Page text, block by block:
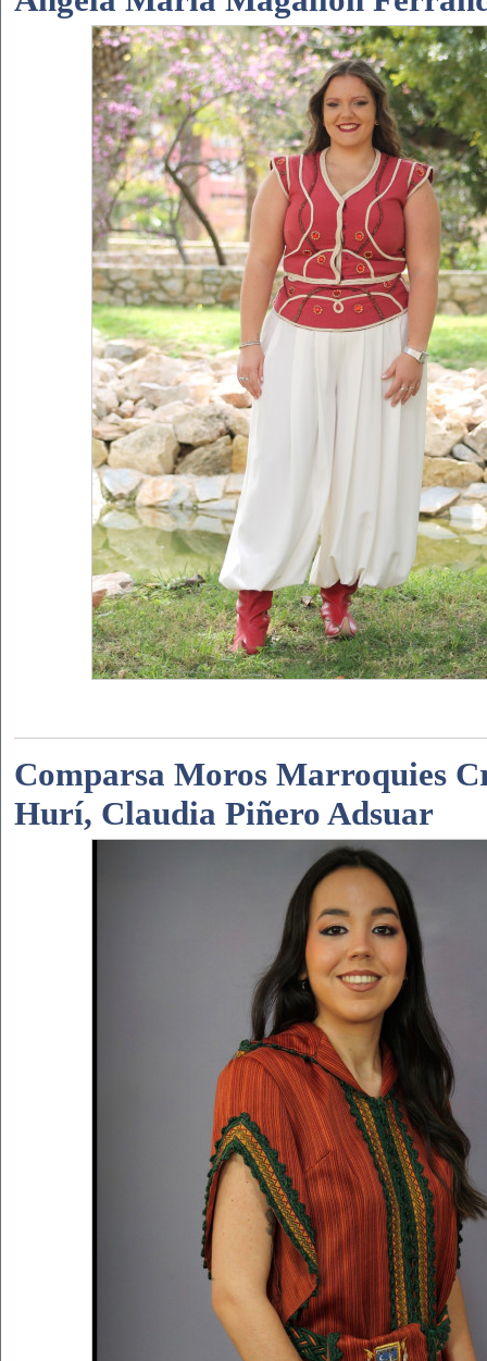
Comparsa Moros Marroquies
Hurí, Claudia Piñero Adsuar